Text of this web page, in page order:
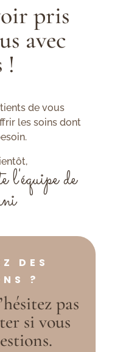
pris
avec
!
de vous
les soins dont
de
DES
?
pas
si vous